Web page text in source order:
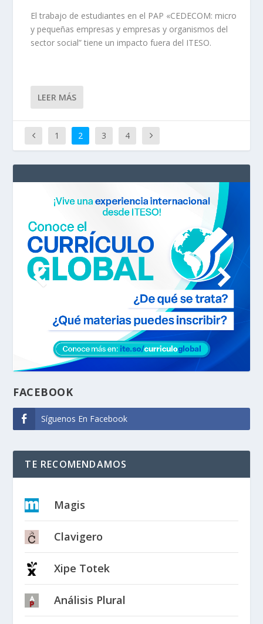
El trabajo de estudiantes en el PAP «CEDECOM: micro
y pequeñas empresas y empresas y organismos del
sector social” tiene un impacto fuera del ITESO.
LEER MÁS
1 2 3 4
FACEBOOK
Síguenos En Facebook
TE RECOMENDAMOS
Magis
Clavigero
Xipe Totek
Análisis Plural